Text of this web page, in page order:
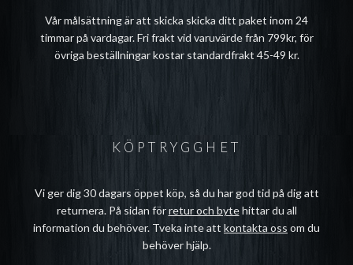
Vår målsättning är att skicka skicka ditt paket inom 24
timmar på vardagar. Fri frakt vid varuvärde från 799kr, för
övriga beställningar kostar standardfrakt 45-49 kr.
KÖPTRYGGHET
Vi ger dig 30 dagars öppet köp, så du har god tid på dig att
returnera. På sidan förretur och bytehittar du all
information du behöver. Tveka inte att kontakta oss om du
behöver hjälp.